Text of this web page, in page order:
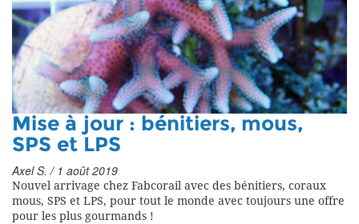
Mise à jour : bénitiers, mous,
SPS et LPS
Axel S. / 1 août 2019
Nouvel arrivage chez Fabcorail avec des bénitiers, coraux
mous, SPS et LPS, pour tout le monde avec toujours une offre
pour les plus gourmands !